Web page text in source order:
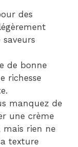
des
de bonne
richesse
manquez de
une crème
mais rien ne
texture